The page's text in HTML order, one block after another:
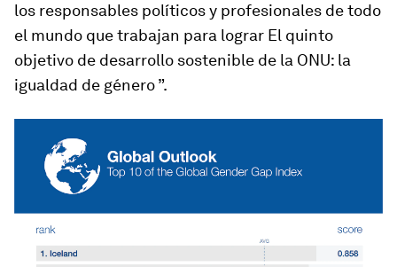
los responsables políticos y profesionales de todo
el mundo que trabajan para lograr El quinto
objetivo de desarrollo sostenible de la ONU: la
igualdad de género ”.